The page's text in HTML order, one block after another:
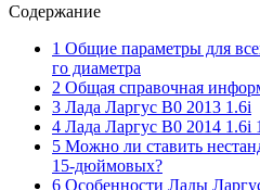
Содержание
1 Общие параметры для
го диаметра
2 Общая справочная
3 Лада Ларгус B0 2013 1.6i
4 Лада Ларгус B0 2014 1.6i
5 Можно ли ставить
15-дюймовых?
6 Особенности Лады